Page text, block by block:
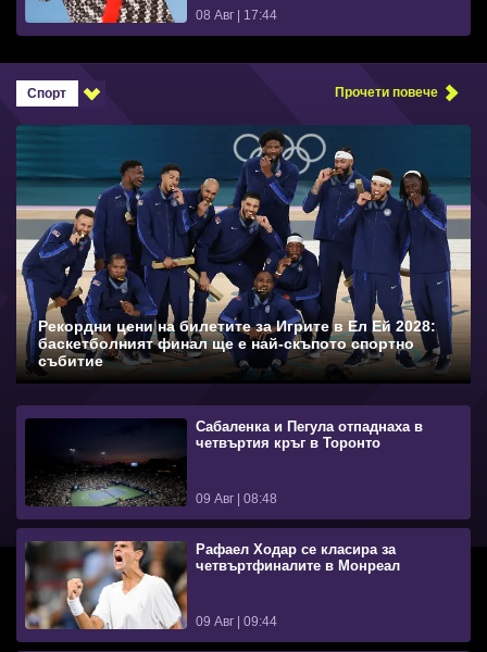
08 Авг | 17:44
Спорт Прочети повече
Рекордни цени на билетите за Игрите в Ел Ей 2028:
баскетболният финал ще е най-скъпото спортно
събитие
Сабаленка и Пегула отпаднаха в
четвъртия кръг в Торонто
09 Авг | 08:48
Рафаел Ходар се класира за
четвъртфиналите в Монреал
09 Авг | 09:44